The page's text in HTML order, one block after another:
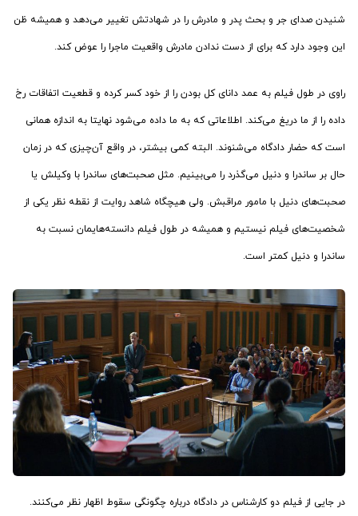
شنیدن صدای جر و بحث پدر و مادرش را در شهادتش تغییر می‌دهد و همیشه ظن
این وجود دارد که برای از دست ندادن مادرش واقعیت ماجرا را عوض کند.
راوی در طول فیلم به عمد دانای کل بودن را از خود کسر کرده و قطعیت اتفاقات رخ
داده را از ما دریغ می‌کند. اطلاعاتی که به ما داده می‌شود نهایتا به اندازه همانی
است که حضار دادگاه می‌شنوند. البته کمی بیشتر، در واقع آن‌چیزی که در زمان
حال بر ساندرا و دنیل می‌گذرد را می‌بینیم. مثل صحبت‌های ساندرا با وکیلش یا
صحبت‌های دنیل با مامور مراقبش. ولی هیچگاه شاهد روایت از نقطه نظر یکی از
شخصیت‌های فیلم نیستیم و همیشه در طول فیلم دانسته‌هایمان نسبت به
ساندرا و دنیل کمتر است.
در جایی از فیلم دو کارشناس در دادگاه درباره چگونگی سقوط اظهار نظر می‌کنند.